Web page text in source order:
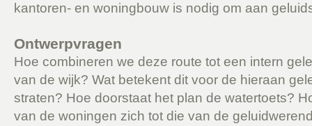
kantoren- en woningbouw is nodig om aan
Ontwerpvragen
Hoe combineren we deze route tot een intern
van de wijk? Wat betekent dit voor de hieraan
straten? Hoe doorstaat het plan de watertoets?
van de woningen zich tot die van de